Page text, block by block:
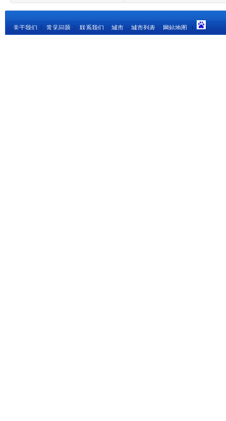
关于我们 常见问题 联系我们 城市 城市列表 网站地图